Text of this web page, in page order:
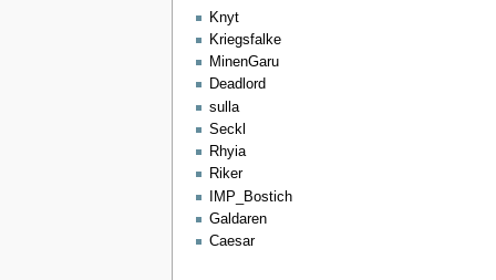
Knyt
Kriegsfalke
MinenGaru
Deadlord
sulla
Seckl
Rhyia
Riker
IMP_Bostich
Galdaren
Caesar